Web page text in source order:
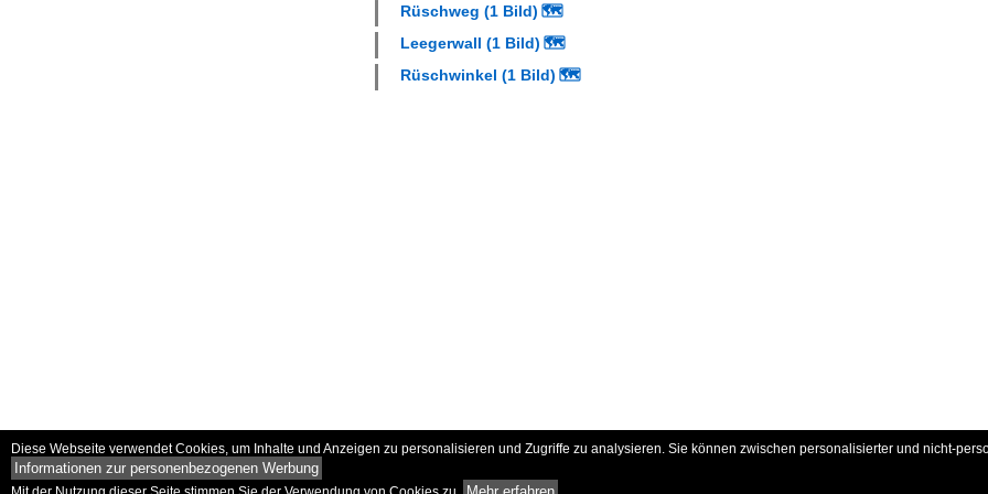
Rüschweg (1 Bild) 🗺
Leegerwall (1 Bild) 🗺
Rüschwinkel (1 Bild) 🗺
Diese Webseite verwendet Cookies, um Inhalte und Anzeigen zu personalisieren und Zugriffe zu analysieren. Sie können zwischen personalisierter und nicht-
Informationen zur personenbezogenen Werbung